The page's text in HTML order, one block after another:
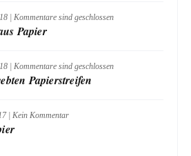
|Kommentare sind geschlossen
Papier
|Kommentare sind geschlossen
Papierstreifen
|Kein Kommentar